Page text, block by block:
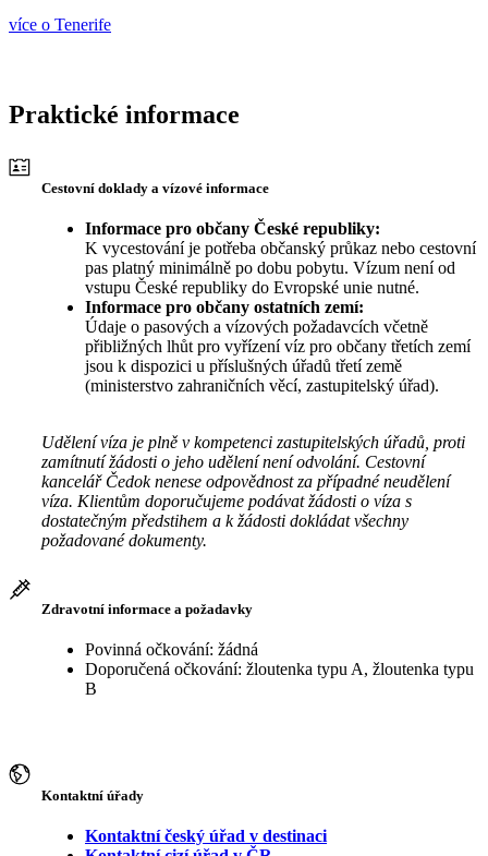
více o Tenerife
Praktické informace
Cestovní doklady a vízové informace
Informace pro občany České republiky:
K vycestování je potřeba občanský průkaz nebo cestovní
pas platný minimálně po dobu pobytu. Vízum není od
vstupu České republiky do Evropské unie nutné.
Informace pro občany ostatních zemí:
Údaje o pasových a vízových požadavcích včetně
přibližných lhůt pro vyřízení víz pro občany třetích zemí
jsou k dispozici u příslušných úřadů třetí země
(ministerstvo zahraničních věcí, zastupitelský úřad).
Udělení víza je plně v kompetenci zastupitelských úřadů, proti
zamítnutí žádosti o jeho udělení není odvolání. Cestovní
kancelář Čedok nenese odpovědnost za případné neudělení
víza. Klientům doporučujeme podávat žádosti o víza s
dostatečným předstihem a k žádosti dokládat všechny
požadované dokumenty.
Zdravotní informace a požadavky
Povinná očkování: žádná
Doporučená očkování: žloutenka typu A, žloutenka typu
B
Kontaktní úřady
Kontaktní český úřad v destinaci